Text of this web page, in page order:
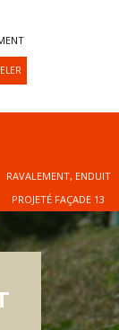
RAVALEMENT, ENDUIT
PROJETÉ FAÇADE 13